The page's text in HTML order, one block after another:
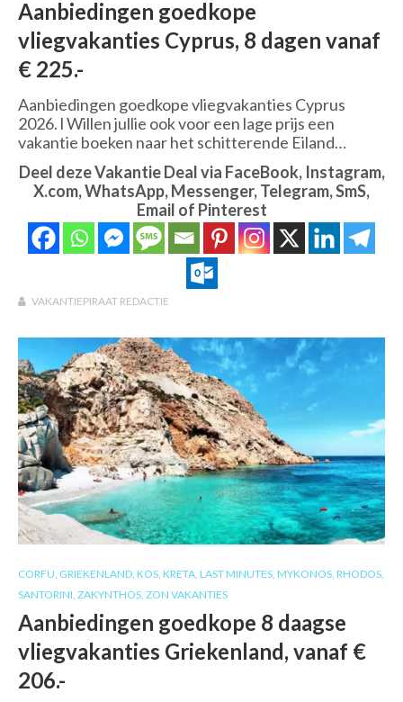
Aanbiedingen goedkope
vliegvakanties Cyprus, 8 dagen vanaf
€ 225.-
Aanbiedingen goedkope vliegvakanties Cyprus
2026. l Willen jullie ook voor een lage prijs een
vakantie boeken naar het schitterende Eiland…
Deel deze Vakantie Deal via FaceBook, Instagram,
X.com, WhatsApp, Messenger, Telegram, SmS,
Email of Pinterest
VAKANTIEPIRAAT REDACTIE
CORFU, GRIEKENLAND, KOS, KRETA, LAST MINUTES, MYKONOS, RHODOS,
SANTORINI, ZAKYNTHOS, ZON VAKANTIES
Aanbiedingen goedkope 8 daagse
vliegvakanties Griekenland, vanaf €
206.-